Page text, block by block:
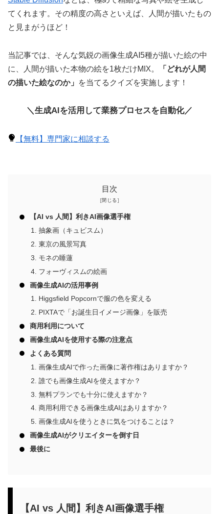
てくれます。その精度の高さといえば、人間が描いたもの
と見まがうほど！
当記事では、そんな気鋭の画像生成AI5種が描いた絵の中
に、人間が描いた本物の絵を1枚だけMIX。
「どれが人間
の描いた絵なのか」
を当てるクイズを実施します！
＼生成AIを活用して業務プロセスを自動化／
【無料】専門家に相談する
目次
【AI vs 人間】利きAI画像選手権
抽象画（キュビスム）
東京の風景写真
モネの睡蓮
フォーヴィスムの絵画
画像生成AIの活用事例
Higgsfield Popcornで服の色を変える
PIXTAで「お誕生日イメージ画像」を販売
商用利用について
画像生成AIを使用する際の注意点
よくある質問
画像生成AIで作った画像に著作権はありますか？
誰でも画像生成AIを使えますか？
無料プランでも十分に使えますか？
商用利用できる画像生成AIはありますか？
画像生成AIを使うときに気をつけることは？
画像生成AIがクリエイターを倒す日
最後に
【AI vs 人間】利きAI画像選手権